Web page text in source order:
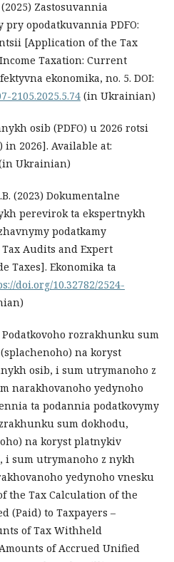
(2025) Zastosuvannia
opodatkuvannia PDFO:
[Application of the Tax
Taxation: Current
ekonomika, no. 5. DOI:
2105.2025.5.74 (in Ukrainian)
osib (PDFO) u 2026 rotsi
in 2026]. Available at:
Ukrainian)
(2023) Dokumentalne
perevirok ta ekspertnykh
podatkamy
Audits and Expert
Taxes]. Ekonomika ta
doi.org/10.32782/2524-
rozrakhunku sum
na koryst
osib, i sum utrymanoho z
narakhovanoho yedynoho
ta podannia podatkovymy
sum dokhodu,
na koryst platnykiv
i sum utrymanoho z nykh
yedynoho vnesku
the Tax Calculation of the
(Paid) to Taxpayers –
of Tax Withheld
of Accrued Unified